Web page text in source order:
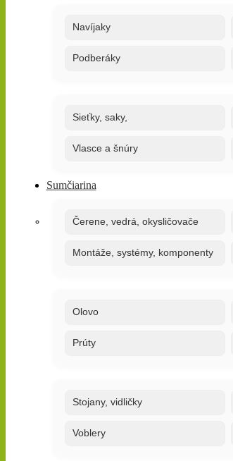
Navíjaky
Podberáky
Sieťky, saky,
Vlasce a šnúry
Sumčiarina
Čerene, vedrá, okysličovače
Montáže, systémy, komponenty
Olovo
Prúty
Stojany, vidličky
Voblery